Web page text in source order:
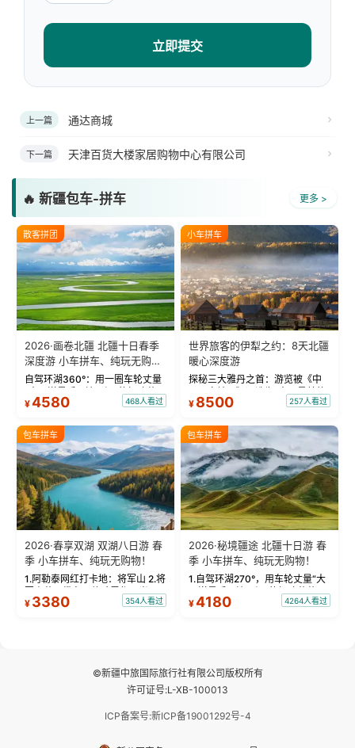
立即提交
上一篇 通达商城
下一篇 天津百货大楼家居购物中心有限公司
🔥 新疆包车-拼车 更多 >
散客拼团
2026·画卷北疆 北疆十日春季
深度游 小车拼车、纯玩无购
物！
自驾环湖360°：用一圈车轮丈量
“大西洋最后一滴眼泪”的极致蔚
蓝。 赛湖旅拍：甄选多款风格服
绝美瞬间。 赛湖坦克300跟车视
频：专业摄影师...
¥4580 468人看过
小车拼车
世界旅客的伊犁之约：8天北疆
暖心深度游
探秘三大雅丹之首：游览被《中
国国家地理》评选为“中国最美的
三大雅丹”第一名的克拉玛依魔鬼
瓦人最大村落——禾木村，欣赏
晨雾与小木...
¥ 8500 257人看过
包车拼车
2026·春享双湖 双湖八日游 春
季 小车拼车、纯玩无购物！
1.阿勒泰网红打卡地：将军山 2.将
军山落日缆车，体验雪都风光 3.
将军山，夕阳派对，蹦迪party 4.
¥ 3380 354人看过
包车拼车
2026·秘境疆途 北疆十日游 春
季 小车拼车、纯玩无购物！
1.自驾环湖270°，用车轮丈量“大
西洋最后一滴眼泪”的极致蔚蓝，
让雪山、花海与深邃湖水在转弯
¥4180 4264人看过
©新疆中旅国际旅行社有限公司版权所有
许可证号:L-XB-100013
ICP备案号:新ICP备19001292号-4